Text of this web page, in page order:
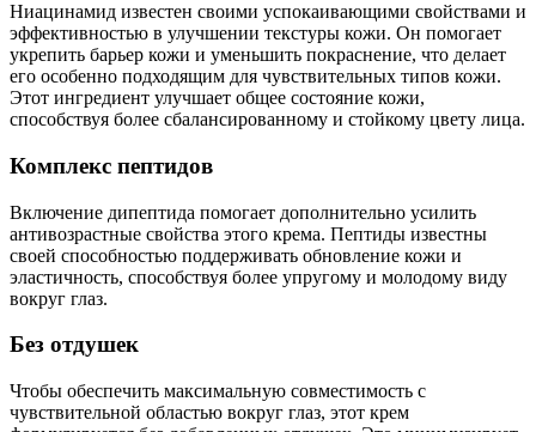
Ниацинамид известен своими успокаивающими свойствами и
эффективностью в улучшении текстуры кожи. Он помогает
укрепить барьер кожи и уменьшить покраснение, что делает
его особенно подходящим для чувствительных типов кожи.
Этот ингредиент улучшает общее состояние кожи,
способствуя более сбалансированному и стойкому цвету лица.
Комплекс пептидов
Включение дипептида помогает дополнительно усилить
антивозрастные свойства этого крема. Пептиды известны
своей способностью поддерживать обновление кожи и
эластичность, способствуя более упругому и молодому виду
вокруг глаз.
Без отдушек
Чтобы обеспечить максимальную совместимость с
чувствительной областью вокруг глаз, этот крем